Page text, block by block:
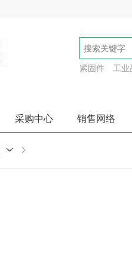
紧固件 工业
采购中心 销售网络